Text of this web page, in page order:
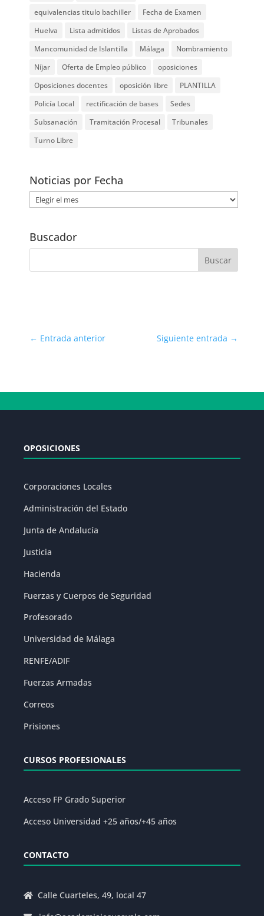
equivalencias titulo bachiller
Fecha de Examen
Huelva
Lista admitidos
Listas de Aprobados
Mancomunidad de Islantilla
Málaga
Nombramiento
Níjar
Oferta de Empleo público
oposiciones
Oposiciones docentes
oposición libre
PLANTILLA
Policía Local
rectificación de bases
Sedes
Subsanación
Tramitación Procesal
Tribunales
Turno Libre
Noticias por Fecha
Noticias
por
Buscador
← Entrada anterior Siguiente entrada →
OPOSICIONES
Corporaciones Locales
Administración del Estado
Junta de Andalucía
Justicia
Hacienda
Fuerzas y Cuerpos de Seguridad
Profesorado
Universidad de Málaga
RENFE/ADIF
Fuerzas Armadas
Correos
Prisiones
CURSOS PROFESIONALES
Acceso FP Grado Superior
Acceso Universidad +25 años/+45 años
CONTACTO
Calle Cuarteles, 49, local 47